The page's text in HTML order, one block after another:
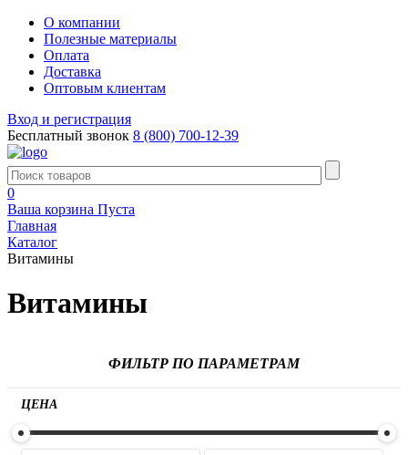
О компании
Полезные материалы
Оплата
Доставка
Оптовым клиентам
Вход и регистрация
Бесплатный звонок 8 (800) 700-12-39
0
Ваша корзина Пуста
Главная
Каталог
Витамины
Витамины
ФИЛЬТР ПО ПАРАМЕТРАМ
ЦЕНА